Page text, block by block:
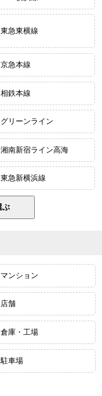
東急東横線
京急本線
相鉄本線
グリーンライン
湘南新宿ライン高海
東急新横浜線
マンション
店舗
倉庫・工場
駐車場